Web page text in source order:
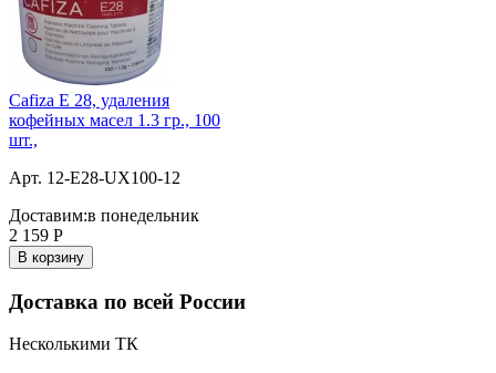
Cafiza E 28, удаления
кофейных масел 1.3 гр., 100
шт.,
Арт. 12-E28-UX100-12
Доставим:в понедельник
2 159 Р
В корзину
Доставка по всей России
Несколькими ТК